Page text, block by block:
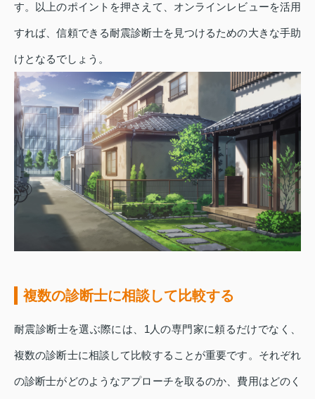
す。以上のポイントを押さえて、オンラインレビューを活用
すれば、信頼できる耐震診断士を見つけるための大きな手助
けとなるでしょう。
複数の診断士に相談して比較する
耐震診断士を選ぶ際には、1人の専門家に頼るだけでなく、
複数の診断士に相談して比較することが重要です。それぞれ
の診断士がどのようなアプローチを取るのか、費用はどのく